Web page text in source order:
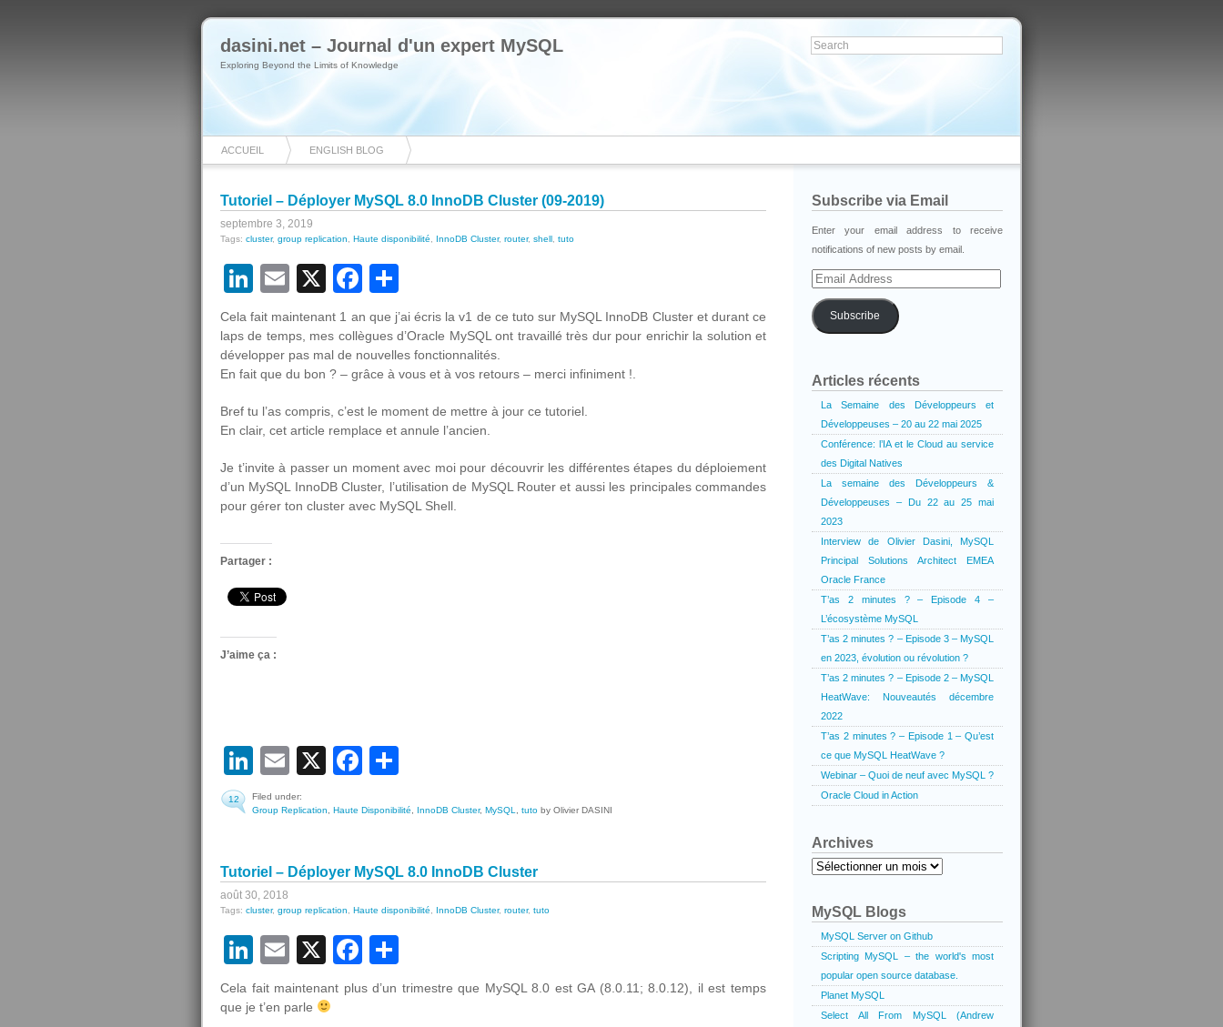
dasini.net – Journal d'un expert MySQL
Exploring Beyond the Limits of Knowledge
ACCUEIL ENGLISH BLOG
Tutoriel – Déployer MySQL 8.0 InnoDB Cluster (09-2019)
septembre 3, 2019
Tags: cluster, group replication Haute disponibilité InnoDB Cluster, router, shell tuto
LinkedIn
Email
X Facebook
Cela fait maintenant 1 an que j’ai écris la v1 de ce tuto sur MySQL InnoDB Cluster et durant ce
laps de temps, mes collègues d’Oracle MySQL ont travaillé très dur pour enrichir la solution et
développer pas mal de nouvelles fonctionnalités.
En fait que du bon ? – grâce à vous et à vos retours – merci infiniment !.
Bref tu l’as compris, c’est le moment de mettre à jour ce tutoriel.
En clair, cet article remplace et annule l’ancien.
Je t’invite à passer un moment avec moi pour découvrir les différentes étapes du déploiement
d’un MySQL InnoDB Cluster, l’utilisation de MySQL Router et aussi les principales commandes
pour gérer ton cluster avec MySQL Shell.
Partager :
J’aime ça :
LinkedIn
Email
X Facebook
12
Filed under:
Group Replication
Haute Disponibilité InnoDB Cluster, MySQL tuto by Olivier DASINI
Tutoriel – Déployer MySQL 8.0 InnoDB Cluster
août 30, 2018
Tags: cluster, group replication Haute disponibilité InnoDB Cluster, router, tuto
LinkedIn
Email
X Facebook
Cela fait maintenant plus d’un trimestre que MySQL 8.0 est GA (8.0.11; 8.0.12), il est temps
que je t’en parle
Subscribe via Email
Enter your email address to receive
notifications of new posts by email.
Email
Address
Subscribe
Articles récents
La Semaine des Développeurs et
Développeuses – 20 au 22 mai 2025
Conférence: l’IA et le Cloud au service
des Digital Natives
La semaine des Développeurs &
Développeuses – Du 22 au 25 mai
2023
Interview de Olivier Dasini, MySQL
Principal Solutions Architect EMEA
Oracle France
T’as 2 minutes ? – Episode 4 –
L’écosystème MySQL
T’as 2 minutes ? – Episode 3 – MySQL
en 2023, évolution ou révolution ?
T’as 2 minutes ? – Episode 2 – MySQL
HeatWave: Nouveautés décembre
2022
T’as 2 minutes ? – Episode 1 – Qu’est
ce que MySQL HeatWave ?
Webinar – Quoi de neuf avec MySQL ?
Oracle Cloud in Action
Archives
Archives
MySQL Blogs
MySQL Server on Github
Scripting MySQL – the world's most
popular open source database.
Planet MySQL
Select All From MySQL (Andrew